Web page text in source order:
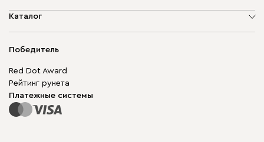
О компании
Гарантия
Для бизнеса
Карта сайта
Каталог
Корпусная мебель
Модульная мебель
Столы и стулья
Победитель
Red Dot Award
Рейтинг рунета
Платежные системы